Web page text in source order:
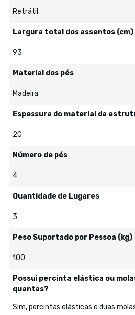
Retrátil
Largura total dos assentos (cm)
93
Material dos pés
Madeira
Espessura do material da
20
Número de pés
4
Quantidade de Lugares
3
Peso Suportado por Pessoa (kg)
100
Possui percinta elástica ou
quantas?
Sim, percintas elásticas e duas